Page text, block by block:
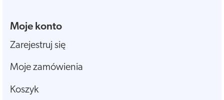
Moje konto
Zarejestruj się
Moje zamówienia
Koszyk